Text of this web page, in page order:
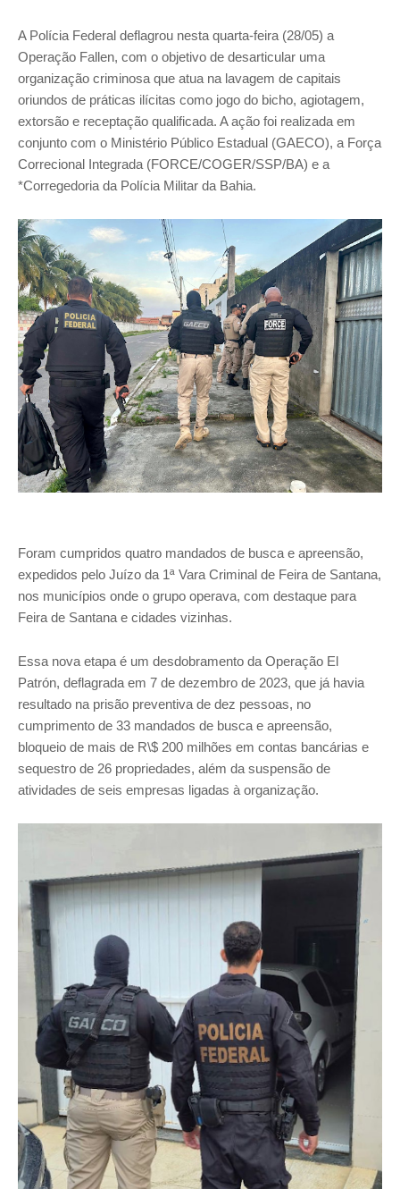
A Polícia Federal deflagrou nesta quarta-feira (28/05) a
Operação Fallen, com o objetivo de desarticular uma
organização criminosa que atua na lavagem de capitais
oriundos de práticas ilícitas como jogo do bicho, agiotagem,
extorsão e receptação qualificada. A ação foi realizada em
conjunto com o Ministério Público Estadual (GAECO), a Força
Correcional Integrada (FORCE/COGER/SSP/BA) e a
*Corregedoria da Polícia Militar da Bahia.
Foram cumpridos quatro mandados de busca e apreensão,
expedidos pelo Juízo da 1ª Vara Criminal de Feira de Santana,
nos municípios onde o grupo operava, com destaque para
Feira de Santana e cidades vizinhas.
Essa nova etapa é um desdobramento da Operação El
Patrón, deflagrada em 7 de dezembro de 2023, que já havia
resultado na prisão preventiva de dez pessoas, no
cumprimento de 33 mandados de busca e apreensão,
bloqueio de mais de R\$ 200 milhões em contas bancárias e
sequestro de 26 propriedades, além da suspensão de
atividades de seis empresas ligadas à organização.